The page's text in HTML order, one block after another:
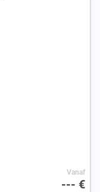
Vanaf
--- €